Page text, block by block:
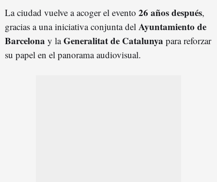
La ciudad vuelve a acoger el evento 26 años después,
gracias a una iniciativa conjunta del Ayuntamiento de
Barcelona y laGeneralitat de Catalunya para reforzar
su papel en el panorama audiovisual.